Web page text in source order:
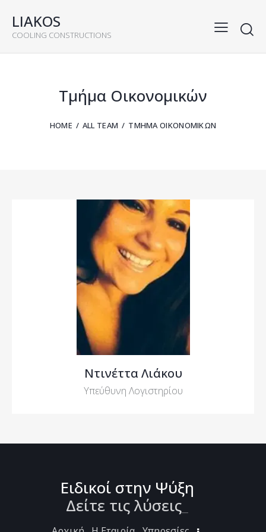
LIAKOS
COOLING CONSTRUCTIONS
Τμήμα Οικονομικών
HOME ALL TEAM ΤΜΉΜΑ ΟΙΚΟΝΟΜΙΚΏΝ
Ντινέττα Λιάκου
Υπεύθυνη Λογιστηρίου
Ειδικοί στην Ψύξη
Δείτε τις λύσει_